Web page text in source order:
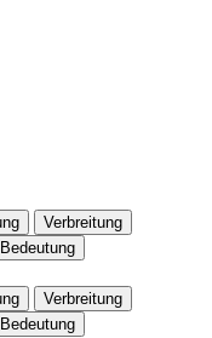
Verbreitung
Bedeutung
Verbreitung
Bedeutung